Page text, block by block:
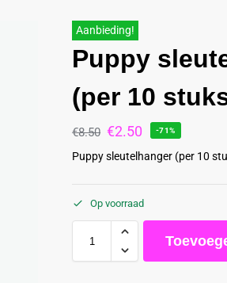
Aanbieding!
Puppy
(per 10
€8.50 €2.50 -71%
Puppy sleutelhanger (per 10
Op voorraad